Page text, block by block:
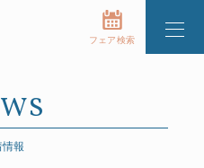
フェア検索
情報